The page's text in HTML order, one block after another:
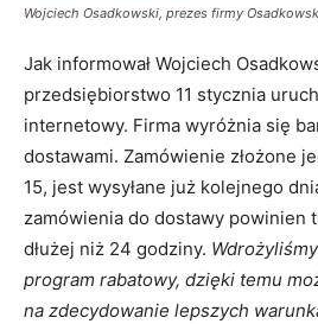
Wojciech Osadkowski, prezes firmy
Jak informował Wojciech
przedsiębiorstwo 11 stycznia
internetowy. Firma wyróżnia się
dostawami. Zamówienie złożone
15, jest wysyłane już kolejnego
zamówienia do dostawy powinien
dłużej niż 24 godziny.
program rabatowy, dzięki temu
na zdecydowanie lepszych